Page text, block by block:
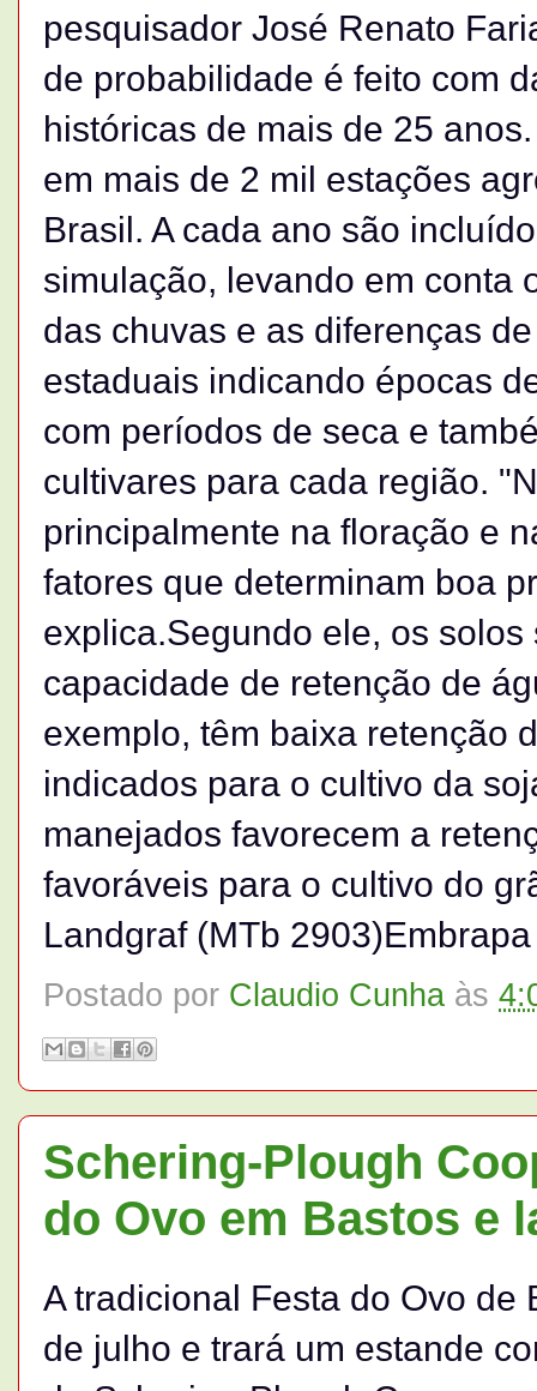
pesquisador José Renato
de probabilidade é feito com
históricas de mais de 25
em mais de 2 mil estações
Brasil. A cada ano são
simulação, levando em conta
das chuvas e as diferenças
estaduais indicando épocas
com períodos de seca e
cultivares para cada região.
principalmente na floração e
fatores que determinam boa
explica.Segundo ele, os
capacidade de retenção de
exemplo, têm baixa retenção
indicados para o cultivo da
manejados favorecem a
favoráveis para o cultivo do
Landgraf (MTb
Postado por Claudio Cunha às
Schering-Plough
do Ovo em Bastos e
A tradicional Festa do Ovo de
de julho e trará um estande